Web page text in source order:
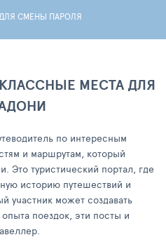
СМЕНЫ ПАРОЛЯ
МЕСТА ДЛЯ
по интересным
и маршрутам, который
Это туристический портал, где
историю путешествий и
участник может создавать
поездок, эти посты и